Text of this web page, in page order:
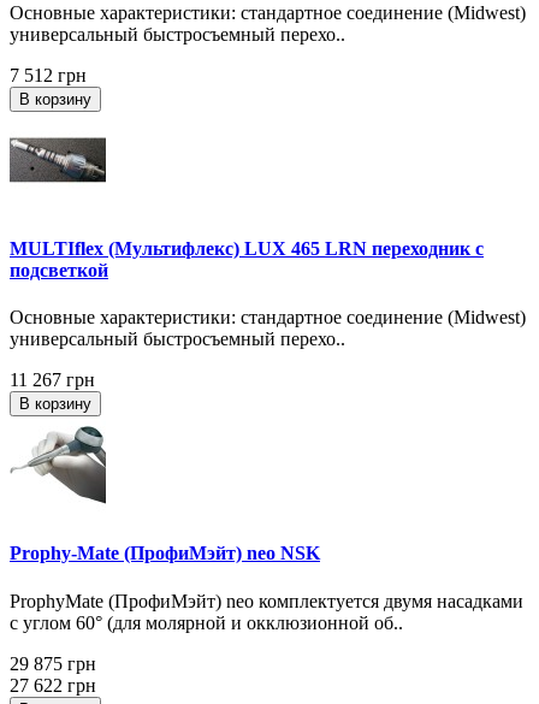
Основные характеристики: стандартное соединение (Midwest)
универсальный быстросъемный перехо..
7 512 грн
В корзину
MULTIflex (Мультифлекс) LUX 465 LRN переходник с
подсветкой
Основные характеристики: стандартное соединение (Midwest)
универсальный быстросъемный перехо..
11 267 грн
В корзину
Prophy-Mate (ПрофиМэйт) neo NSK
ProphyMate (ПрофиМэйт) neo комплектуется двумя насадками
с углом 60° (для молярной и окклюзионной об..
29 875 грн
27 622 грн